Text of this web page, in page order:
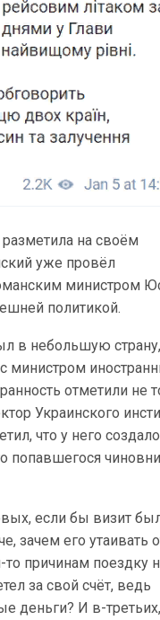
на своём
уже провёл
министром
политикой.
в небольшую
министром
отметили не
Украинского
что у него
попавшегося
если бы визит
зачем его утаивать
причинам поездку
за свой счёт, ведь
деньги? И в-